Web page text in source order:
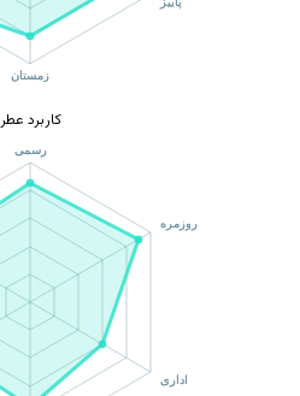
کاربرد عطر